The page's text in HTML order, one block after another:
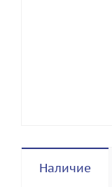
Наличие